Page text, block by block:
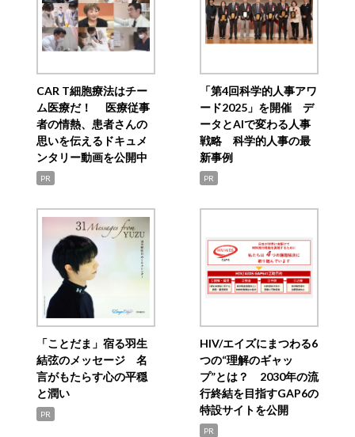
CAR T細胞療法はチー
ム医療だ！ 医療従事
者の情熱、患者さんの
思いを伝えるドキュメ
ンタリー動画を公開中
PR
「第4回科学的人事アワ
ード2025」を開催 デ
ータとAIで変わる人事
戦略 科学的人事の最
新事例
PR
「ことだま」宿る羽生
結弦のメッセージ 名
言がもたらす心の平穏
と潤い
PR
HIV/エイズにまつわる6
つの“理解のギャッ
プ”とは？ 2030年の流
行終結を目指すGAP6の
特設サイトを公開
PR